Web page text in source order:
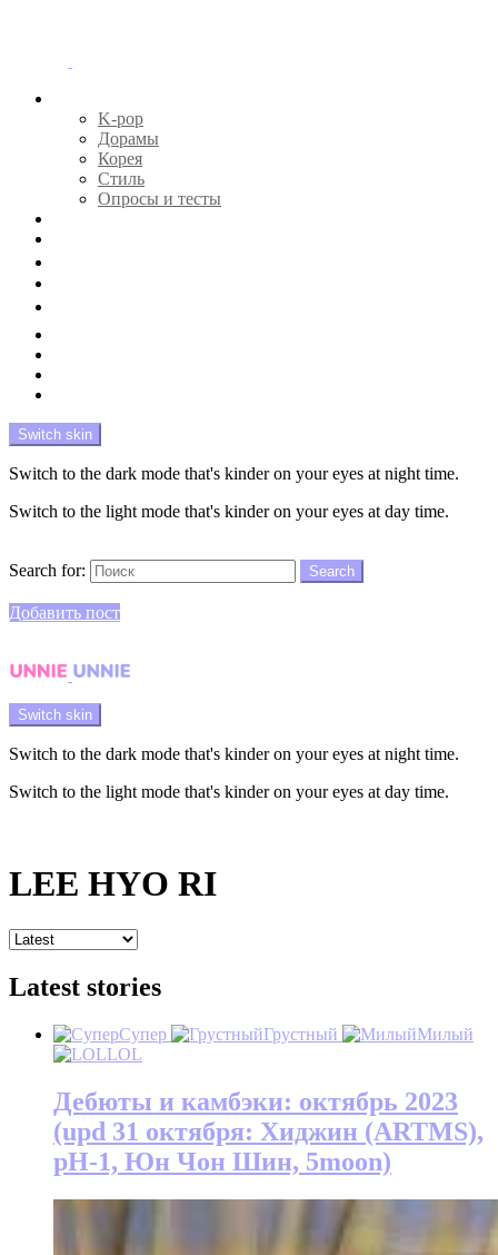
K-pop
Дорамы
Корея
Стиль
Опросы и тесты
Switch skin
Switch to the dark mode that's kinder on your eyes at night time.
Switch to the light mode that's kinder on your eyes at day time.
Search for:
Search
Добавить пост
Switch skin
Switch to the dark mode that's kinder on your eyes at night time.
Switch to the light mode that's kinder on your eyes at day time.
LEE HYO RI
Latest stories
Супер Грустный
Милый
LOL
Дебюты и камбэки: октябрь 2023
(upd 31 октября: Хиджин (ARTMS),
pH-1, Юн Чон Шин, 5moon)